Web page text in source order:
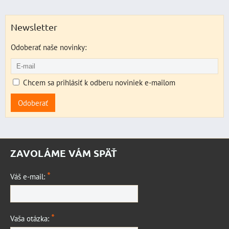
Newsletter
Odoberať naše novinky:
Chcem sa prihlásiť k odberu noviniek e-mailom
Odoberať
ZAVOLÁME VÁM SPÄŤ
Váš e-mail: *
Vaša otázka: *